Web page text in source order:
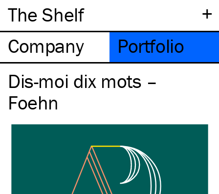
+
The Shelf
Company
Portfolio
Dis-moi dix mots –
Foehn